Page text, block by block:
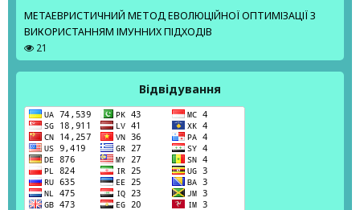
МЕТАЕВРИСТИЧНИЙ МЕТОД ЕВОЛЮЦІЙНОЇ ОПТИМІЗАЦІЇ З
ВИКОРИСТАННЯМ ІМУННИХ ПІДХОДІВ
21
Відвідування